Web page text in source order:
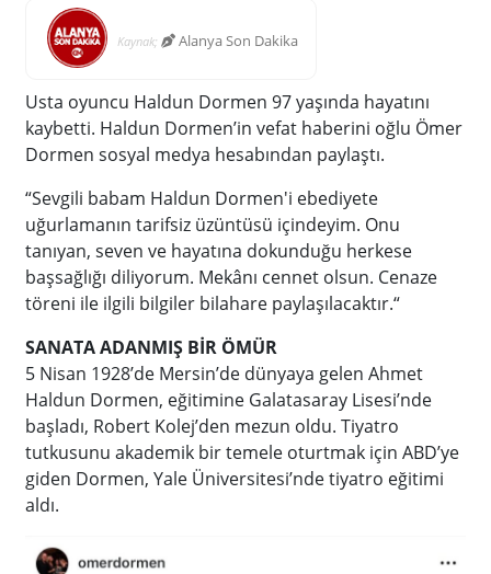
Kaynak; Alanya Son Dakika
Usta oyuncu Haldun Dormen 97 yaşında hayatını
kaybetti. Haldun Dormen’in vefat haberini oğlu Ömer
Dormen sosyal medya hesabından paylaştı.
“Sevgili babam Haldun Dormen'i ebediyete
uğurlamanın tarifsiz üzüntüsü içindeyim. Onu
tanıyan, seven ve hayatına dokunduğu herkese
başsağlığı diliyorum. Mekânı cennet olsun. Cenaze
töreni ile ilgili bilgiler bilahare paylaşılacaktır.“
SANATA ADANMIŞ BİR ÖMÜR
5 Nisan 1928’de Mersin’de dünyaya gelen Ahmet
Haldun Dormen, eğitimine Galatasaray Lisesi’nde
başladı, Robert Kolej’den mezun oldu. Tiyatro
tutkusunu akademik bir temele oturtmak için ABD’ye
giden Dormen, Yale Üniversitesi’nde tiyatro eğitimi
aldı.